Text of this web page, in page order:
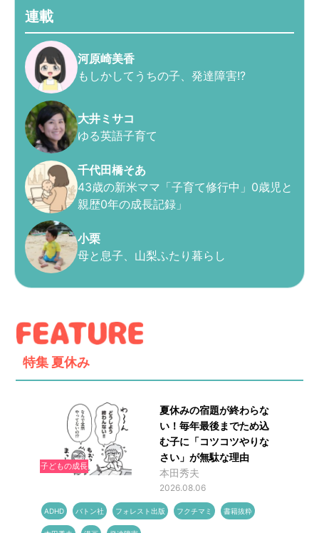
連載
河原崎美香
もしかしてうちの子、発達障害!?
大井ミサコ
ゆる英語子育て
千代田橋そあ
43歳の新米ママ「子育て修行中」0歳児と
親歴0年の成長記録」
小栗
母と息子、山梨ふたり暮らし
特集 夏休み
子どもの成長
夏休みの宿題が終わらな
い！毎年最後までため込
む子に「コツコツやりな
さい」が無駄な理由
本田秀夫
2026.08.06
ADHD バトン社 フォレスト出版 フクチマミ 書籍抜粋